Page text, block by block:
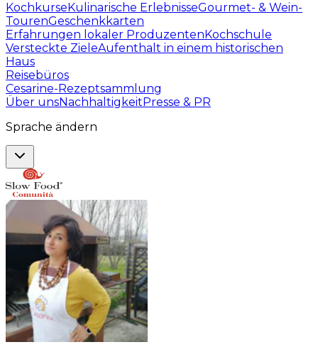
KochkurseKulinarische ErlebnisseGourmet- & Wein-
TourenGeschenkkarten
Erfahrungen lokaler ProduzentenKochschule
Versteckte ZieleAufenthalt in einem historischen
Haus
Reisebüros
Cesarine-Rezeptsammlung
Über unsNachhaltigkeitPresse & PR
Sprache ändern